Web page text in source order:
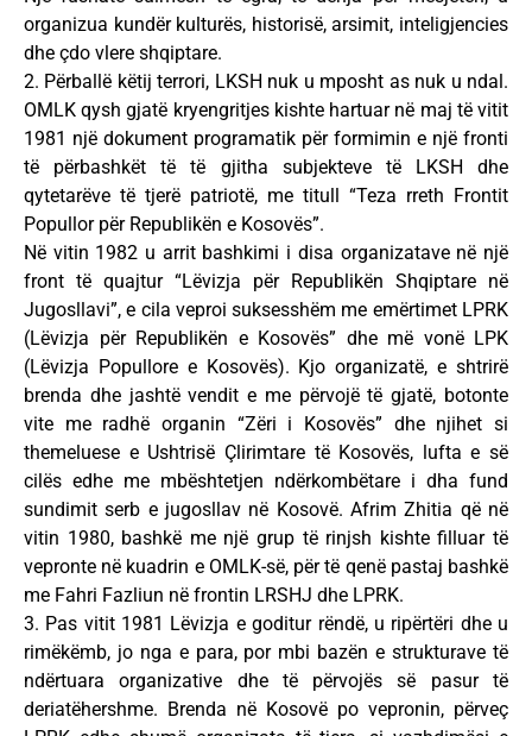
organizua kundër kulturës, historisë, arsimit, inteligjencies
dhe çdo vlere shqiptare.
2. Përballë këtij terrori, LKSH nuk u mposht as nuk u ndal.
OMLK qysh gjatë kryengritjes kishte hartuar në maj të vitit
1981 një dokument programatik për formimin e një fronti
të përbashkët të të gjitha subjekteve të LKSH dhe
qytetarëve të tjerë patriotë, me titull “Teza rreth Frontit
Popullor për Republikën e Kosovës”.
Në vitin 1982 u arrit bashkimi i disa organizatave në një
front të quajtur “Lëvizja për Republikën Shqiptare në
Jugosllavi”, e cila veproi suksesshëm me emërtimet LPRK
(Lëvizja për Republikën e Kosovës” dhe më vonë LPK
(Lëvizja Popullore e Kosovës). Kjo organizatë, e shtrirë
brenda dhe jashtë vendit e me përvojë të gjatë, botonte
vite me radhë organin “Zëri i Kosovës” dhe njihet si
themeluese e Ushtrisë Çlirimtare të Kosovës, lufta e së
cilës edhe me mbështetjen ndërkombëtare i dha fund
sundimit serb e jugosllav në Kosovë. Afrim Zhitia që në
vitin 1980, bashkë me një grup të rinjsh kishte filluar të
vepronte në kuadrin e OMLK-së, për të qenë pastaj bashkë
me Fahri Fazliun në frontin LRSHJ dhe LPRK.
3. Pas vitit 1981 Lëvizja e goditur rëndë, u ripërtëri dhe u
rimëkëmb, jo nga e para, por mbi bazën e strukturave të
ndërtuara organizative dhe të përvojës së pasur të
deriatëhershme. Brenda në Kosovë po vepronin, përveç